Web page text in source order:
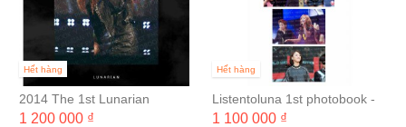
Hết hàng
2014 The 1st Lunarian
photobook
1 200 000 ₫
Hết hàng
Listentoluna 1st photobook -
Heavenly Days
1 100 000 ₫